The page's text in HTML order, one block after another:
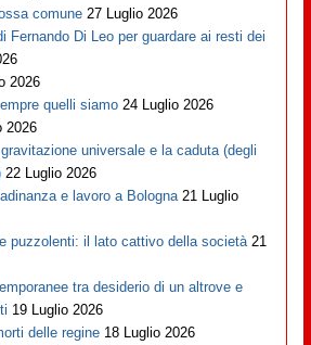
comune 27 Luglio 2026
Fernando Di Leo per guardare ai resti dei
2026
quelli siamo 24 Luglio 2026
2026
universale e la caduta (degli
22 Luglio 2026
e lavoro a Bologna 21 Luglio
puzzolenti: il lato cattivo della società 21
tra desiderio di un altrove e
19 Luglio 2026
delle regine 18 Luglio 2026